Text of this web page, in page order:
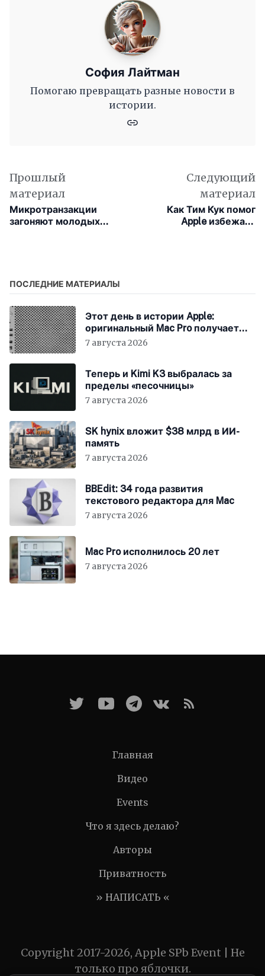
София Лайтман
Помогаю превращать разные новости в
истории.
Прошлый
материал
Микротранзакции
загоняют молодых
Следующий
материал
Как Тим Кук помог
Apple избежать
ПОСЛЕДНИЕ МАТЕРИАЛЫ
Этот день в истории Apple:
оригинальный Mac Pro получает
мощный процессор Intel
7 августа 2026
Теперь и Kimi K3 выбралась за
пределы «песочницы»
7 августа 2026
SK hynix вложит $38 млрд в ИИ-
память
7 августа 2026
BBEdit: 34 года развития
текстового редактора для Mac
7 августа 2026
Mac Pro исполнилось 20 лет
7 августа 2026
Главная
Видео
Events
Что я здесь делаю?
Авторы
Приватность
» НАПИСАТЬ «
Copyright 2017-2026, Apple SPb Event | Не
только про яблочки.